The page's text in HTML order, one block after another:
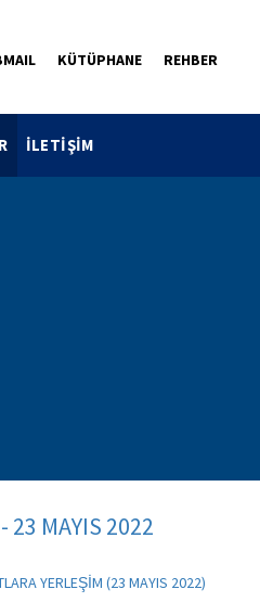
KÜTÜPHANE REHBER
İLETİŞİM
23 MAYIS 2022
YERLEŞİM (23 MAYIS 2022)